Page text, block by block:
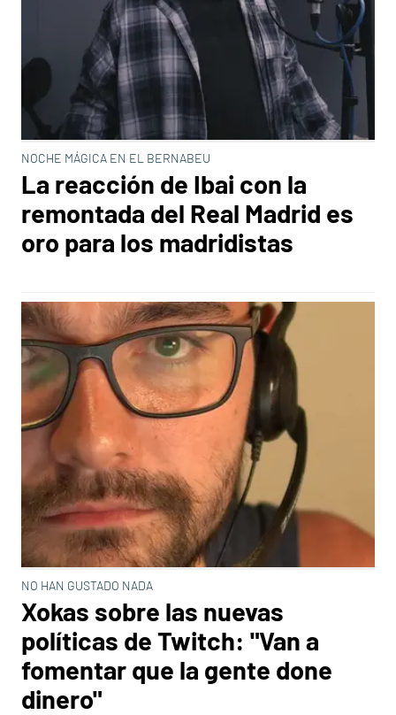
NOCHE MÁGICA EN EL BERNABEU
La reacción de Ibai con la
remontada del Real Madrid es
oro para los madridistas
NO HAN GUSTADO NADA
Xokas sobre las nuevas
políticas de Twitch: "Van a
fomentar que la gente done
dinero"